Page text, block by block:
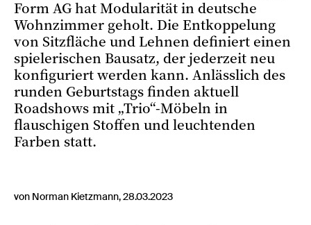
Form AG hat Modularität in deutsche
Wohnzimmer geholt. Die Entkoppelung
von Sitzfläche und Lehnen definiert einen
spielerischen Bausatz, der jederzeit neu
konfiguriert werden kann. Anlässlich des
runden Geburtstags finden aktuell
Roadshows mit „Trio“-Möbeln in
flauschigen Stoffen und leuchtenden
Farben statt.
von Norman Kietzmann, 28.03.2023